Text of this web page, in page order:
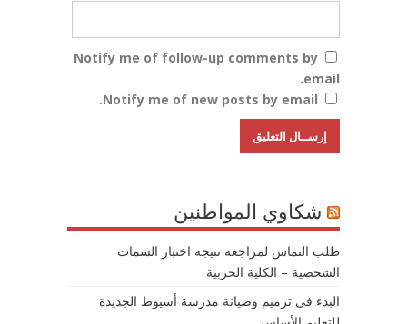
Notify me of follow-up comments by
email.
Notify me of new posts by email.
شكاوي المواطنين
طلب التماس لمراجعة نتيجة اختبار السمات
الشخصية – الكلية الحربية
البدء فى ترميم وصيانة مدرسة أسيوط الجديدة